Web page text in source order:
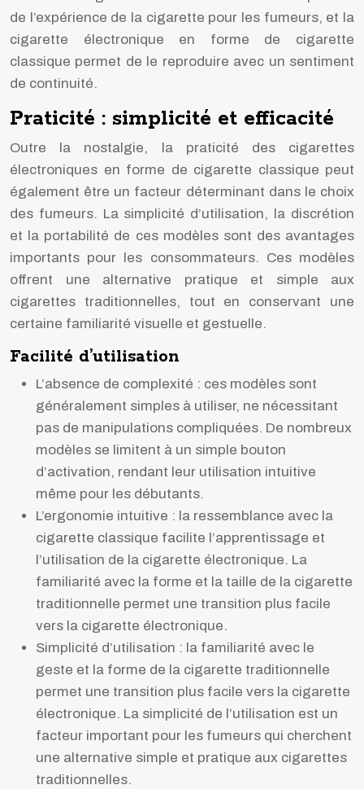
de l’expérience de la cigarette pour les fumeurs, et la
cigarette électronique en forme de cigarette
classique permet de le reproduire avec un sentiment
de continuité.
Praticité : simplicité et efficacité
Outre la nostalgie, la praticité des cigarettes
électroniques en forme de cigarette classique peut
également être un facteur déterminant dans le choix
des fumeurs. La simplicité d’utilisation, la discrétion
et la portabilité de ces modèles sont des avantages
importants pour les consommateurs. Ces modèles
offrent une alternative pratique et simple aux
cigarettes traditionnelles, tout en conservant une
certaine familiarité visuelle et gestuelle.
Facilité d’utilisation
L’absence de complexité : ces modèles sont
généralement simples à utiliser, ne nécessitant
pas de manipulations compliquées. De nombreux
modèles se limitent à un simple bouton
d’activation, rendant leur utilisation intuitive
même pour les débutants.
L’ergonomie intuitive : la ressemblance avec la
cigarette classique facilite l’apprentissage et
l’utilisation de la cigarette électronique. La
familiarité avec la forme et la taille de la cigarette
traditionnelle permet une transition plus facile
vers la cigarette électronique.
Simplicité d’utilisation : la familiarité avec le
geste et la forme de la cigarette traditionnelle
permet une transition plus facile vers la cigarette
électronique. La simplicité de l’utilisation est un
facteur important pour les fumeurs qui cherchent
une alternative simple et pratique aux cigarettes
traditionnelles.